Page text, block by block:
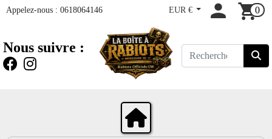
Appelez-nous : 0618064146 EUR € 0
Nous suivre :